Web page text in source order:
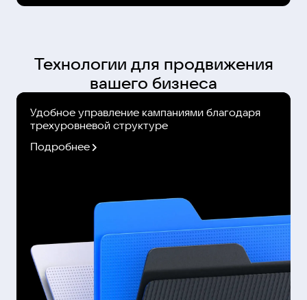
Технологии для продвижения
вашего бизнеса
Удобное управление кампаниями благодаря
трехуровневой структуре
Подробнее